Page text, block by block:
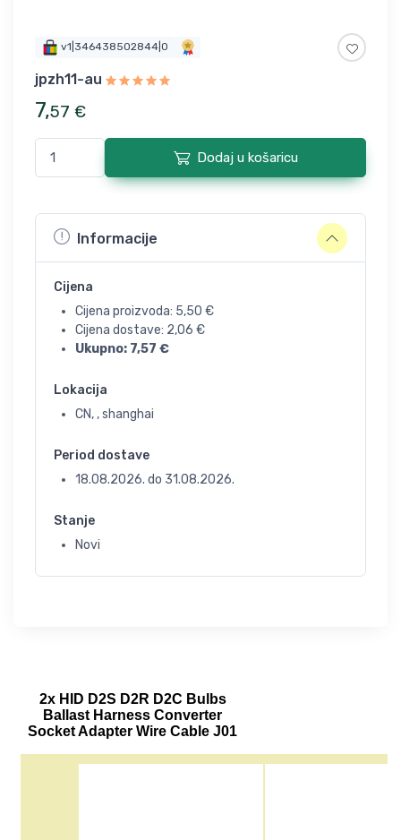
v1|346438502844|0
jpzh11-au
7,57 €
Dodaj u košaricu
Informacije
Cijena
Cijena proizvoda: 5,50 €
Cijena dostave: 2,06 €
Ukupno: 7,57 €
Lokacija
CN, , shanghai
Period dostave
18.08.2026. do 31.08.2026.
Stanje
Novi